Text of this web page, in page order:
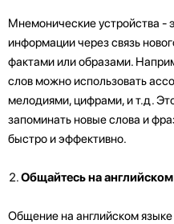
Мнемонические устройства -
информации через связь
фактами или образами.
слов можно использовать
мелодиями, цифрами, и т.д.
запоминать новые слова и
быстро и эффективно.
Общайтесь на
Общение на английском